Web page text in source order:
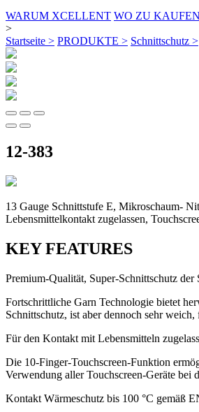
WARUM XCELLENT WO ZU KAUFEN
>
Startseite > PRODUKTE > Schnittschutz >
12-383
13 Gauge Schnittstufe E, Mikroschaum-
Lebensmittelkontakt zugelassen,
KEY FEATURES
Premium-Qualität, Super-Schnittschutz der
Fortschrittliche Garn Technologie bietet
Schnittschutz, ist aber dennoch sehr
Für den Kontakt mit Lebensmitteln
Die 10-Finger-Touchscreen-Funktion
Verwendung aller Touchscreen-Geräte bei
Kontakt Wärmeschutz bis 100 °C gemäß